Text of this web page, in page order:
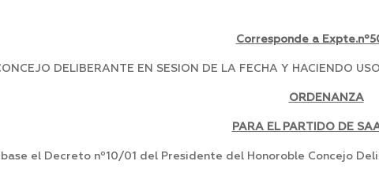
Corresponde a
DELIBERANTE EN SESION DE LA FECHA Y HACIENDO
ORDENANZA
PARA EL PARTIDO DE
el Decreto nº10/01 del Presidente del Honoroble Concejo